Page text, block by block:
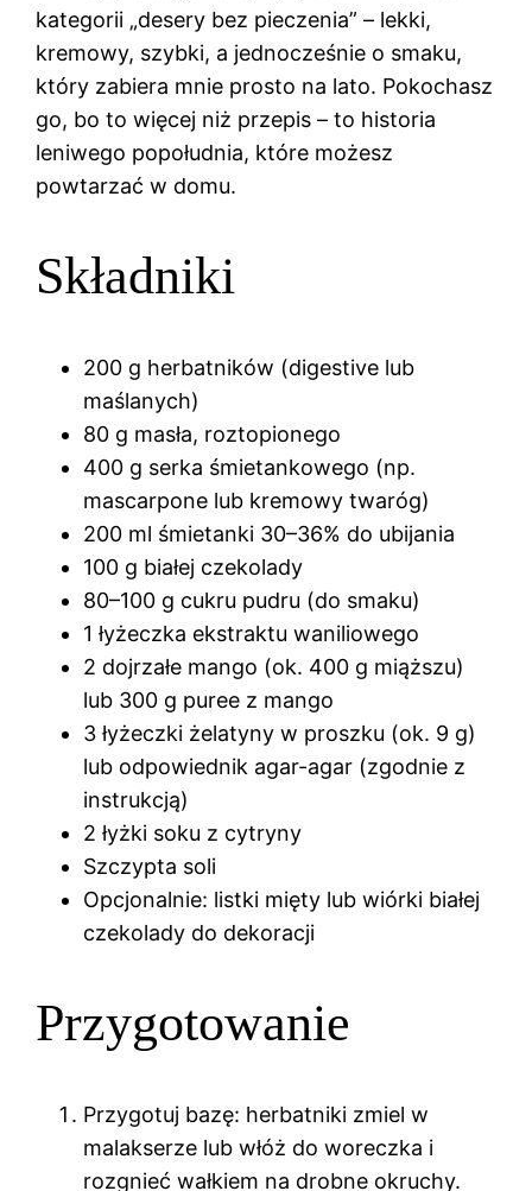
kategorii „desery bez pieczenia” – lekki,
kremowy, szybki, a jednocześnie o smaku,
który zabiera mnie prosto na lato. Pokochasz
go, bo to więcej niż przepis – to historia
leniwego popołudnia, które możesz
powtarzać w domu.
Składniki
200 g herbatników (digestive lub
maślanych)
80 g masła, roztopionego
400 g serka śmietankowego (np.
mascarpone lub kremowy twaróg)
200 ml śmietanki 30–36% do ubijania
100 g białej czekolady
80–100 g cukru pudru (do smaku)
1 łyżeczka ekstraktu waniliowego
2 dojrzałe mango (ok. 400 g miąższu)
lub 300 g puree z mango
3 łyżeczki żelatyny w proszku (ok. 9 g)
lub odpowiednik agar-agar (zgodnie z
instrukcją)
2 łyżki soku z cytryny
Szczypta soli
Opcjonalnie: listki mięty lub wiórki białej
czekolady do dekoracji
Przygotowanie
Przygotuj bazę: herbatniki zmiel w
malakserze lub włóż do woreczka i
rozgnieć wałkiem na drobne okruchy.